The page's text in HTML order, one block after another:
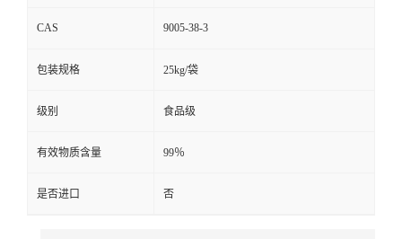
CAS 9005-38-3
包装规格 25kg/袋
级别 食品级
有效物质含量 99％
是否进口 否